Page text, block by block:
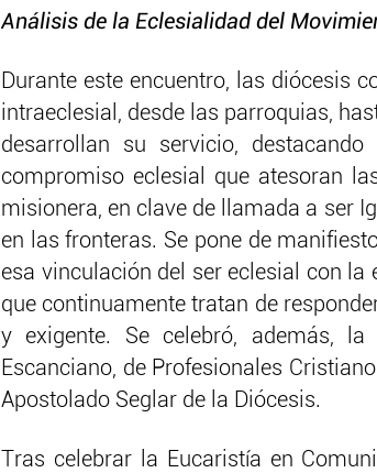
Análisis de la Eclesialidad del
Durante este encuentro, las diócesis
intraeclesial, desde las parroquias,
desarrollan su servicio,
compromiso eclesial que atesoran
misionera, en clave de llamada a ser
en las fronteras. Se pone de
esa vinculación del ser eclesial con
que continuamente tratan de
y exigente. Se celebró, además,
Escanciano, de Profesionales
Apostolado Seglar de la Diócesis.
Tras celebrar la Eucaristía en